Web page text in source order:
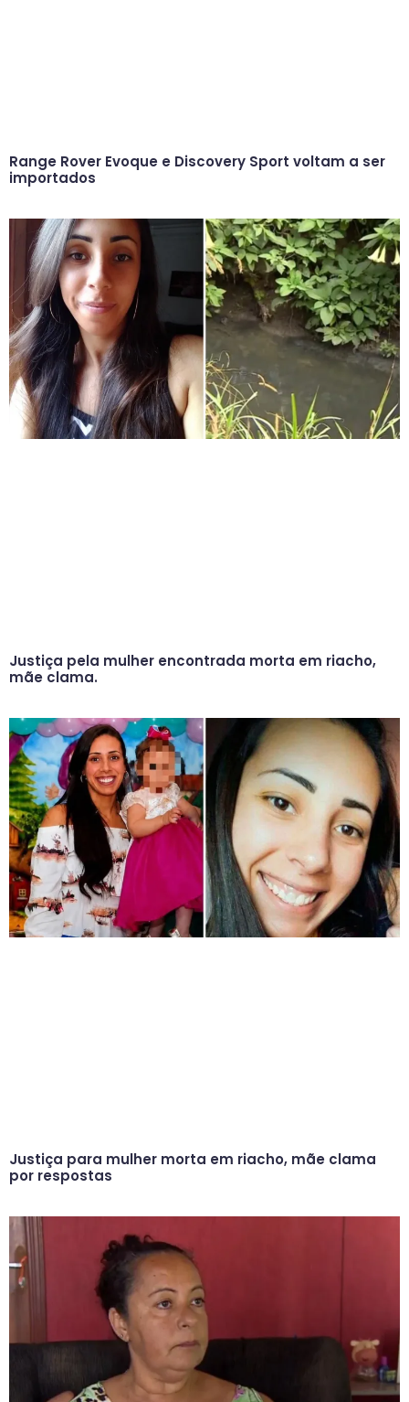
Range Rover Evoque e Discovery Sport voltam a ser
importados
Justiça pela mulher encontrada morta em riacho,
mãe clama.
Justiça para mulher morta em riacho, mãe clama
por respostas